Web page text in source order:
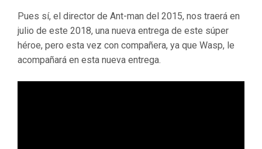
Pues sí, el director de Ant-man del 2015, nos traerá en
julio de este 2018, una nueva entrega de este súper
héroe, pero esta vez con compañera, ya que Wasp, le
acompañará en esta nueva entrega.